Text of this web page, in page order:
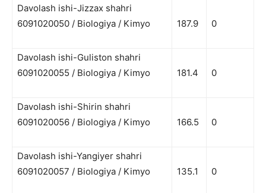
Davolash ishi-Jizzax shahri
6091020050 / Biologiya / Kimyo
187.9 0
Davolash ishi-Guliston shahri
6091020055 / Biologiya / Kimyo
181.4 0
Davolash ishi-Shirin shahri
6091020056 / Biologiya / Kimyo
166.5 0
Davolash ishi-Yangiyer shahri
6091020057 / Biologiya / Kimyo
135.1 0